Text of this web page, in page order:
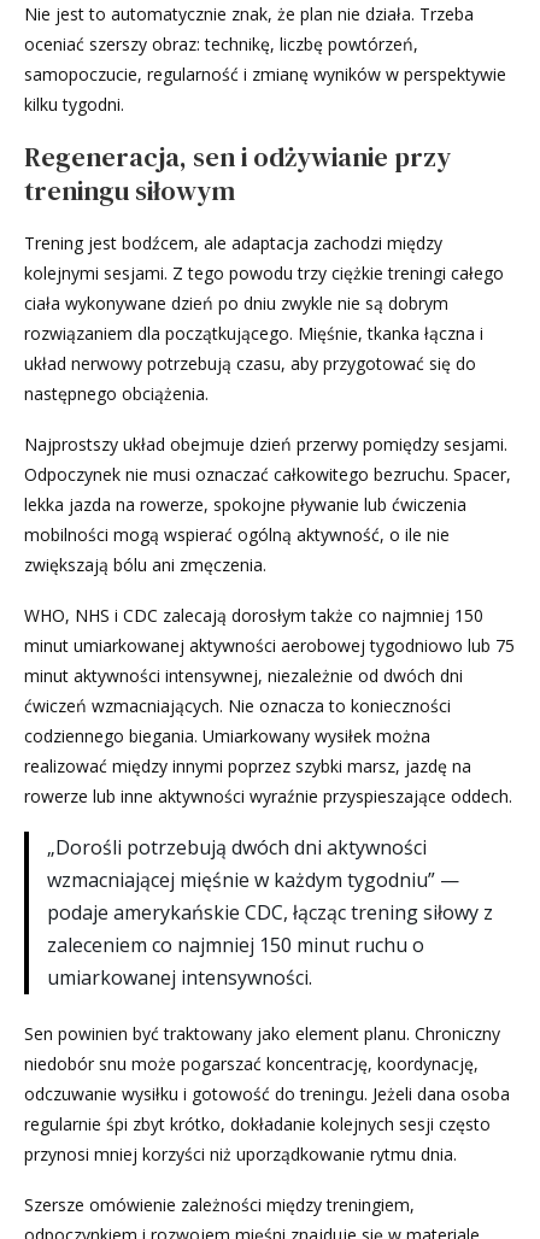
Nie jest to automatycznie znak, że plan nie działa. Trzeba
oceniać szerszy obraz: technikę, liczbę powtórzeń,
samopoczucie, regularność i zmianę wyników w perspektywie
kilku tygodni.
Regeneracja, sen i odżywianie przy
treningu siłowym
Trening jest bodźcem, ale adaptacja zachodzi między
kolejnymi sesjami. Z tego powodu trzy ciężkie treningi całego
ciała wykonywane dzień po dniu zwykle nie są dobrym
rozwiązaniem dla początkującego. Mięśnie, tkanka łączna i
układ nerwowy potrzebują czasu, aby przygotować się do
następnego obciążenia.
Najprostszy układ obejmuje dzień przerwy pomiędzy sesjami.
Odpoczynek nie musi oznaczać całkowitego bezruchu. Spacer,
lekka jazda na rowerze, spokojne pływanie lub ćwiczenia
mobilności mogą wspierać ogólną aktywność, o ile nie
zwiększają bólu ani zmęczenia.
WHO, NHS i CDC zalecają dorosłym także co najmniej 150
minut umiarkowanej aktywności aerobowej tygodniowo lub 75
minut aktywności intensywnej, niezależnie od dwóch dni
ćwiczeń wzmacniających. Nie oznacza to konieczności
codziennego biegania. Umiarkowany wysiłek można
realizować między innymi poprzez szybki marsz, jazdę na
rowerze lub inne aktywności wyraźnie przyspieszające oddech.
„Dorośli potrzebują dwóch dni aktywności
wzmacniającej mięśnie w każdym tygodniu” —
podaje amerykańskie CDC, łącząc trening siłowy z
zaleceniem co najmniej 150 minut ruchu o
umiarkowanej intensywności.
Sen powinien być traktowany jako element planu. Chroniczny
niedobór snu może pogarszać koncentrację, koordynację,
odczuwanie wysiłku i gotowość do treningu. Jeżeli dana osoba
regularnie śpi zbyt krótko, dokładanie kolejnych sesji często
przynosi mniej korzyści niż uporządkowanie rytmu dnia.
Szersze omówienie zależności między treningiem,